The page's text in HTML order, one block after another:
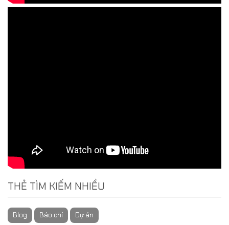
THẺ TÌM KIẾM NHIỀU
Blog Báo chí Dự án